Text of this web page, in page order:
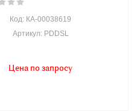
Код: КА-00038619
Артикул: PDDSL
Цена по запросу